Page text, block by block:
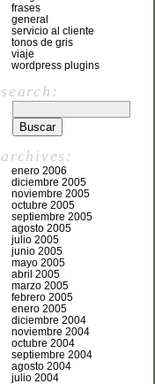
frases
general
servicio al cliente
tonos de gris
viaje
wordpress plugins
search:
archives:
enero 2006
diciembre 2005
noviembre 2005
octubre 2005
septiembre 2005
agosto 2005
julio 2005
junio 2005
mayo 2005
abril 2005
marzo 2005
febrero 2005
enero 2005
diciembre 2004
noviembre 2004
octubre 2004
septiembre 2004
agosto 2004
julio 2004